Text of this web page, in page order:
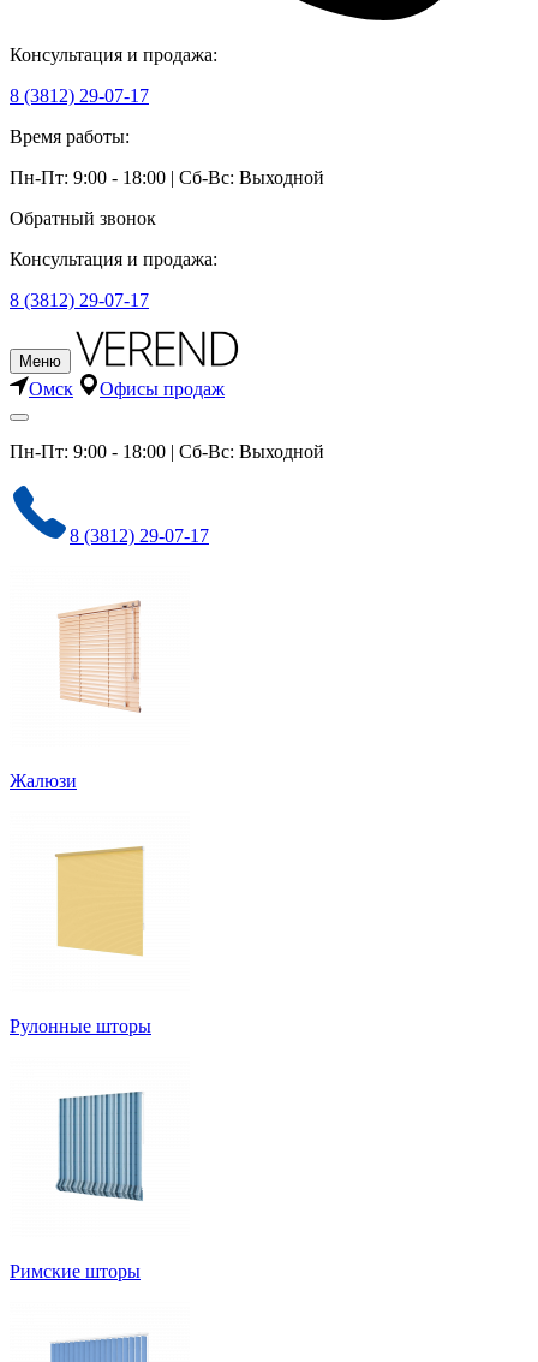
Консультация и продажа:
8 (3812) 29-07-17
Время работы:
Пн-Пт: 9:00 - 18:00 | Сб-Вс: Выходной
Обратный звонок
Консультация и продажа:
8 (3812) 29-07-17
Меню
Омск Офисы продаж
Пн-Пт: 9:00 - 18:00 | Сб-Вс: Выходной
8 (3812) 29-07-17
Жалюзи
Рулонные шторы
Римские шторы